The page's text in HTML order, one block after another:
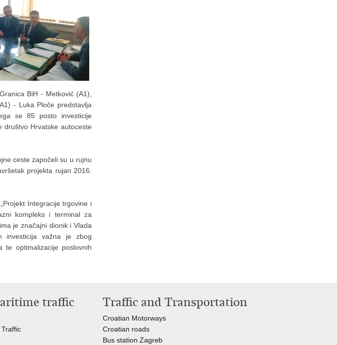
BiH - Metković (A1),
- Luka Ploče predstavlja
se 85 posto investicije
društvo Hrvatske autoceste
ceste započeli su u rujnu
projekta rujan 2016.
Integracije trgovine i
kompleks i terminal za
je značajni dionik i Vlada
investicija važna je zbog
te optimalizacije poslovnih
traffic Traffic and Transportation
Croatian Motorways
Croatian roads
Bus station Zagreb